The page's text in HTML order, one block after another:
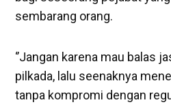
sembarang orang.
‘’Jangan karena mau balas
pilkada, lalu seenaknya
tanpa kompromi dengan